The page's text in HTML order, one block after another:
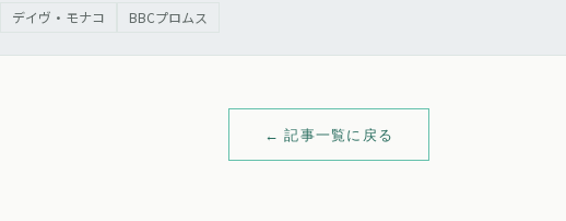
デイヴ・モナコ BBCプロムス
← 記事一覧に戻る